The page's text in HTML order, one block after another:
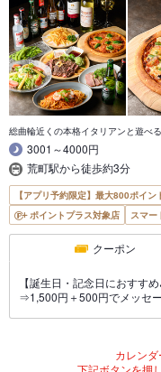
総曲輪近くの本格イタリアンと遊べ
3001～4000円
荒町駅から徒歩約3分
【アプリ予約限定】最大800ポイン
ポイントプラス対象店
スマー
クーポン
【誕生日・記念日におすす
⇒1,500円＋500円でメッセ
カレンダ
下記ボタンを押